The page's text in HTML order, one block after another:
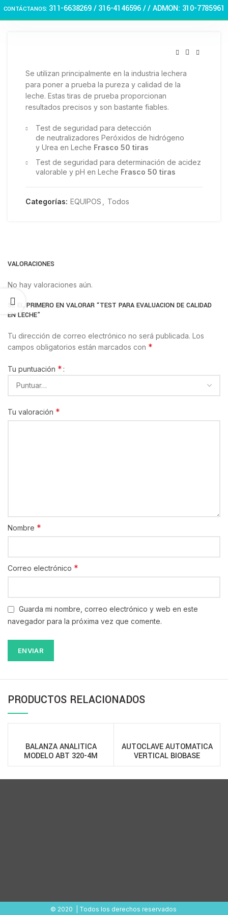
CONTÁCTANOS: 311-6638269 /316-4146596 / / ADMON: 310-7785961
Se utilizan principalmente en la industria lechera
para poner a prueba la pureza y calidad de la
leche. Estas tiras de prueba proporcionan
resultados precisos y son bastante fiables.
Test de seguridad para detección
de neutralizadores Peróxidos de hidrógeno
y Urea en Leche Frasco 50 tiras
Test de seguridad para determinación de acidez
valorable y pH en Leche Frasco 50 tiras
Categorías: EQUIPOS Todos
VALORACIONES
No hay valoraciones aún.
SÉ EL PRIMERO EN VALORAR “TEST PARA EVALUACION DE CALIDAD
EN LECHE”
Tu dirección de correo electrónico no será publicada. Los
campos obligatorios están marcados con *
Tu puntuación *
Tu valoración *
Nombre *
Correo electrónico *
Guarda mi nombre, correo electrónico y web en este
navegador para la próxima vez que comente.
PRODUCTOS RELACIONADOS
BALANZA ANALITICA
MODELO ABT 320-4M
AUTOCLAVE AUTOMATICA
VERTICAL BIOBASE
© 2020 | Todos los derechos reservados
🏠 Stay at home! 25% discount on all medicines